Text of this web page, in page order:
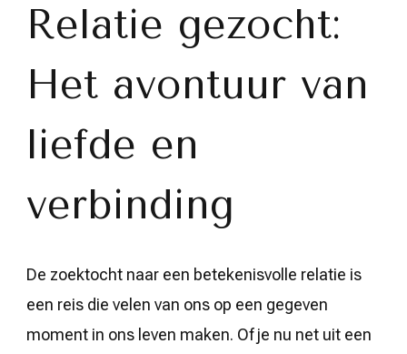
gezocht
in
Relatie gezocht:
Het avontuur van
liefde en
verbinding
De zoektocht naar een betekenisvolle relatie is
een reis die velen van ons op een gegeven
moment in ons leven maken. Of je nu net uit een